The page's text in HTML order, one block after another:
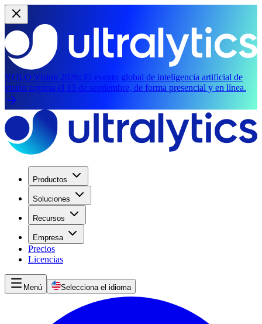
YOLO Vision 2026: El evento global de inteligencia artificial de
visión regresa el 13 de septiembre, de forma presencial y en línea.
Productos
Soluciones
Recursos
Empresa
Precios
Licencias
Menú Selecciona el idioma